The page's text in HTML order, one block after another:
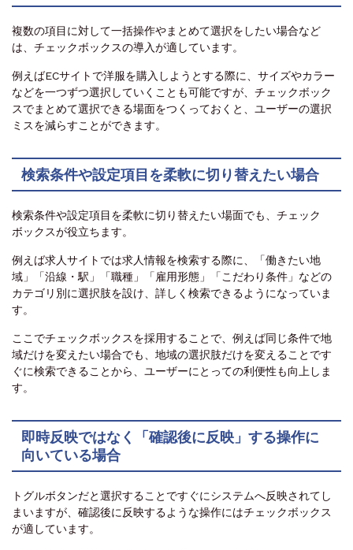
複数の項目に対して一括操作やまとめて選択をしたい場合など
は、チェックボックスの導入が適しています。
例えばECサイトで洋服を購入しようとする際に、サイズやカラー
などを一つずつ選択していくことも可能ですが、チェックボック
スでまとめて選択できる場面をつくっておくと、ユーザーの選択
ミスを減らすことができます。
検索条件や設定項目を柔軟に切り替えたい場合
検索条件や設定項目を柔軟に切り替えたい場面でも、チェック
ボックスが役立ちます。
例えば求人サイトでは求人情報を検索する際に、「働きたい地
域」「沿線・駅」「職種」「雇用形態」「こだわり条件」などの
カテゴリ別に選択肢を設け、詳しく検索できるようになっていま
す。
ここでチェックボックスを採用することで、例えば同じ条件で地
域だけを変えたい場合でも、地域の選択肢だけを変えることです
ぐに検索できることから、ユーザーにとっての利便性も向上しま
す。
即時反映ではなく「確認後に反映」する操作に
向いている場合
トグルボタンだと選択することですぐにシステムへ反映されてし
まいますが、確認後に反映するような操作にはチェックボックス
が適しています。